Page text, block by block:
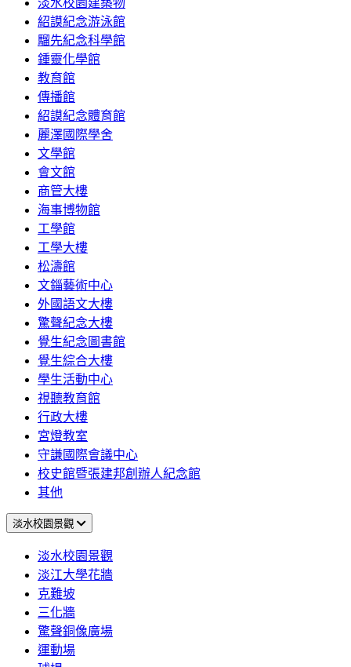
淡水校園建築物
紹謨紀念游泳館
騮先紀念科學館
鍾靈化學館
教育館
傳播館
紹謨紀念體育館
麗澤國際學舍
文學館
會文館
商管大樓
海事博物館
工學館
工學大樓
松濤館
文錙藝術中心
外國語文大樓
驚聲紀念大樓
覺生紀念圖書館
覺生綜合大樓
學生活動中心
視聽教育館
行政大樓
宮燈教室
守謙國際會議中心
校史館暨張建邦創辦人紀念館
其他
淡水校園景觀
淡水校園景觀
淡江大學花牆
克難坡
三化牆
驚聲銅像廣場
運動場